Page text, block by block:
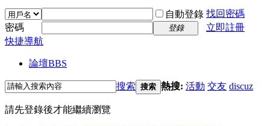
自動登錄 找回密碼
密碼
登錄
立即註冊
快捷導航
論壇BBS
搜索 搜索 熱搜: 活動 交友 discuz
請先登錄後才能繼續瀏覽